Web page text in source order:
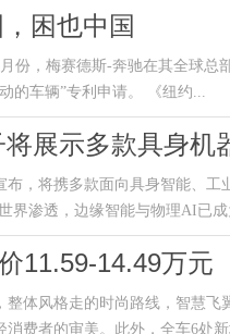
困也中国
份，梅赛德斯-奔驰在其全球
的车辆”专利申请。 《纽约...
展示多款具身机
，将携多款面向具身智能、
界渗透，边缘智能与物理AI已
11.59-14.49万元
体风格走的时尚路线，智慧
费者的审美。此外，全车6处